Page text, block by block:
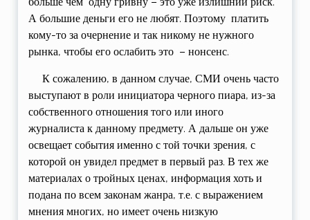
А большие деньги его не любят. Поэтому платить
кому-то за очернение и так никому не нужного
рынка, чтобы его ослабить это – нонсенс.
К сожалению, в данном случае, СМИ очень часто
выступают в роли инициатора черного пиара, из-за
собственного отношения того или иного
журналиста к данному предмету. А дальше он уже
освещает события именно с той точки зрения, с
которой он увидел предмет в первый раз. В тех же
материалах о тройных ценах, информация хоть и
подана по всем законам жанра, т.е. с выражением
мнения многих, но имеет очень низкую